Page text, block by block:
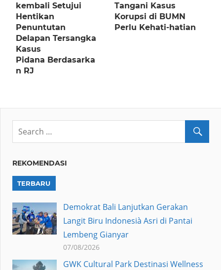
kembali Setujui
Hentikan
Penuntutan
Delapan Tersangka
Kasus
Pidana Berdasarka
n RJ
Tangani Kasus
Korupsi di BUMN
Perlu Kehati-hatian
REKOMENDASI
TERBARU
Demokrat Bali Lanjutkan Gerakan
Langit Biru Indonesià Asri di Pantai
Lembeng Gianyar
07/08/2026
GWK Cultural Park Destinasi Wellness